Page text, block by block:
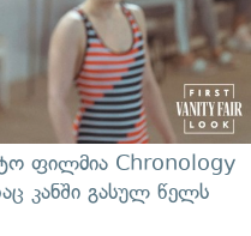
ფილმია Chronology
კანში გასულ წელს